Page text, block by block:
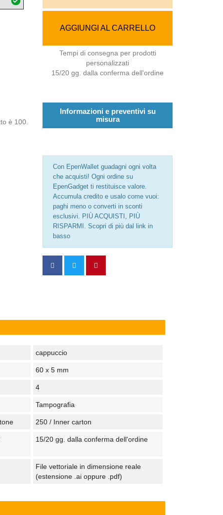
è 100.
AGGIUNGI AL CARRELLO
Tempi di consegna per prodotti
personalizzati
15/20 gg. dalla conferma dell'ordine
Informazioni e preventivi su
misura
Con EpenWallet guadagni ogni volta
che acquisti! Ogni ordine su
EpenGadget ti restituisce valore.
Accumula credito e usalo come vuoi:
paghi meno o converti in sconti
esclusivi. PIÙ ACQUISTI, PIÙ
RISPARMI. Scopri di più dal link in
basso
cappuccio
60 x 5 mm
4
Tampografia
250 / Inner carton
15/20 gg. dalla conferma dell'ordine
File vettoriale in dimensione reale
(estensione .ai oppure .pdf)